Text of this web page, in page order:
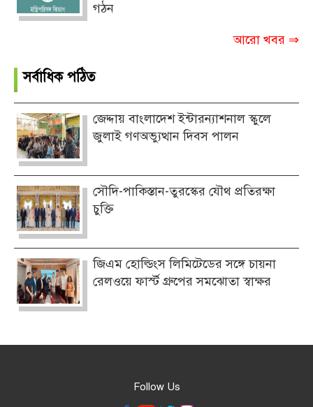
গঠন
আরো খবর ⇒
সর্বাধিক পঠিত
জেদ্দায় বাংলাদেশ ইন্টারন্যাশনাল স্কুলে
জুলাই গণঅভ্যুত্থান দিবস পালন
সৌদি-পাকিস্তান-তুরস্কের যৌথ প্রতিরক্ষা
চুক্তি
জিএম হোল্ডিংস লিমিটেডের সঙ্গে চায়না
রেলওয়ে ফার্স্ট গ্রুপের সমঝোতা স্বাক্ষর
Follow Us